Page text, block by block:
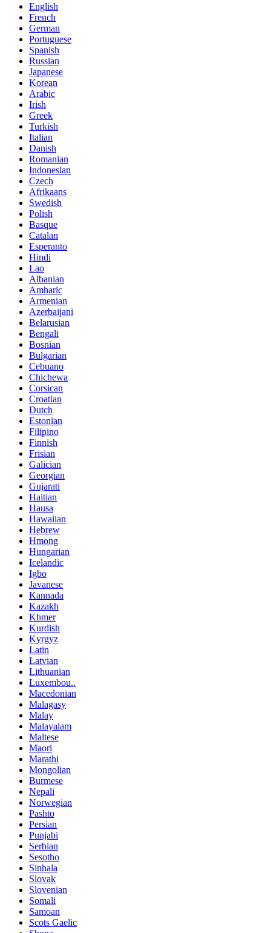
English
French
German
Portuguese
Spanish
Russian
Japanese
Korean
Arabic
Irish
Greek
Turkish
Italian
Danish
Romanian
Indonesian
Czech
Afrikaans
Swedish
Polish
Basque
Catalan
Esperanto
Hindi
Lao
Albanian
Amharic
Armenian
Azerbaijani
Belarusian
Bengali
Bosnian
Bulgarian
Cebuano
Chichewa
Corsican
Croatian
Dutch
Estonian
Filipino
Finnish
Frisian
Galician
Georgian
Gujarati
Haitian
Hausa
Hawaiian
Hebrew
Hmong
Hungarian
Icelandic
Igbo
Javanese
Kannada
Kazakh
Khmer
Kurdish
Kyrgyz
Latin
Latvian
Lithuanian
Luxembou..
Macedonian
Malagasy
Malay
Malayalam
Maltese
Maori
Marathi
Mongolian
Burmese
Nepali
Norwegian
Pashto
Persian
Punjabi
Serbian
Sesotho
Sinhala
Slovak
Slovenian
Somali
Samoan
Scots Gaelic